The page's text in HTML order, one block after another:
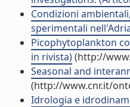
Condizioni
sperimentali
Picophytoplankton
in rivista)(http://
Seasonal and
(http://www.cnr.it/
Idrologia e